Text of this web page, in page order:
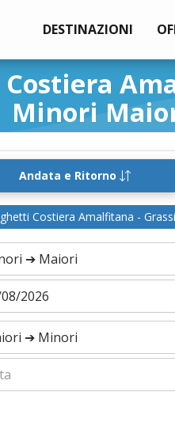
DESTINAZIONI
Minori
Andata e Ritorno
Costiera Amalfitana -